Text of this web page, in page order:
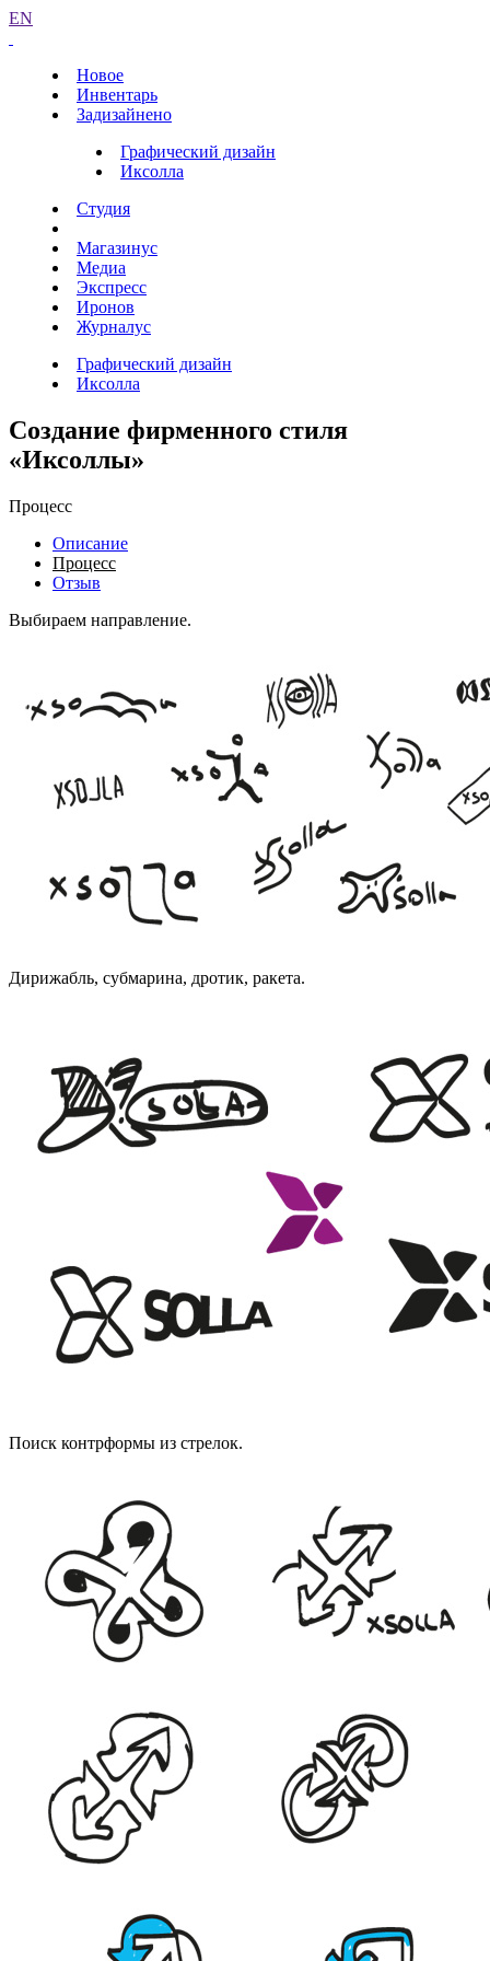
EN
Новое
Инвентарь
Задизайнено
Графический дизайн
Иксолла
Студия
Магазинус
Медиа
Экспресс
Иронов
Журналус
Графический дизайн
Иксолла
Создание фирменного стиля
«Иксоллы»
Процесс
Описание
Процесс
Отзыв
Выбираем направление.
Дирижабль, субмарина, дротик, ракета.
Поиск контрформы из стрелок.